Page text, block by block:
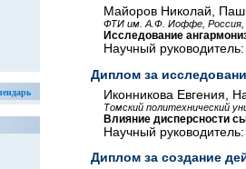
Майоров Николай,
ФТИ им. А.Ф. Иоффе, Россия,
Исследование
Научный руководитель:
Диплом за
Иконникова Евгения,
Томский политехнический
Влияние дисперсности
Научный
Диплом за создание